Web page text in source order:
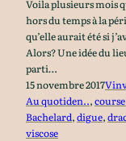
Voila plusieurs mois
hors du temps à la
qu’elle aurait été si
Alors? Une idée du
parti…
15 novembre 2017
Au quotiden..,
Bachelard, digue,
viscose